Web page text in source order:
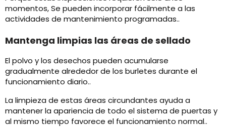
momentos, Se pueden incorporar fácilmente a las
actividades de mantenimiento programadas..
Mantenga limpias las áreas de sellado
El polvo y los desechos pueden acumularse
gradualmente alrededor de los burletes durante el
funcionamiento diario..
La limpieza de estas áreas circundantes ayuda a
mantener la apariencia de todo el sistema de puertas y
al mismo tiempo favorece el funcionamiento normal..